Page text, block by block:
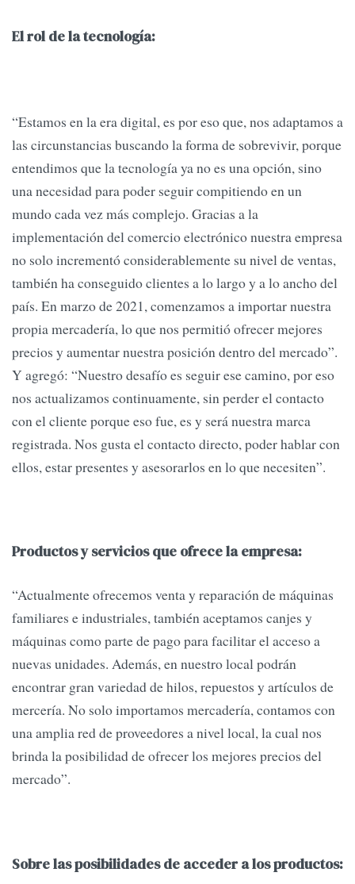
El rol de la tecnología:
“Estamos en la era digital, es por eso que, nos adaptamos a
las circunstancias buscando la forma de sobrevivir, porque
entendimos que la tecnología ya no es una opción, sino
una necesidad para poder seguir compitiendo en un
mundo cada vez más complejo. Gracias a la
implementación del comercio electrónico nuestra empresa
no solo incrementó considerablemente su nivel de ventas,
también ha conseguido clientes a lo largo y a lo ancho del
país. En marzo de 2021, comenzamos a importar nuestra
propia mercadería, lo que nos permitió ofrecer mejores
precios y aumentar nuestra posición dentro del mercado”.
Y agregó: “Nuestro desafío es seguir ese camino, por eso
nos actualizamos continuamente, sin perder el contacto
con el cliente porque eso fue, es y será nuestra marca
registrada. Nos gusta el contacto directo, poder hablar con
ellos, estar presentes y asesorarlos en lo que necesiten”.
Productos y servicios que ofrece la empresa:
“Actualmente ofrecemos venta y reparación de máquinas
familiares e industriales, también aceptamos canjes y
máquinas como parte de pago para facilitar el acceso a
nuevas unidades. Además, en nuestro local podrán
encontrar gran variedad de hilos, repuestos y artículos de
mercería. No solo importamos mercadería, contamos con
una amplia red de proveedores a nivel local, la cual nos
brinda la posibilidad de ofrecer los mejores precios del
mercado”.
Sobre las posibilidades de acceder a los productos: